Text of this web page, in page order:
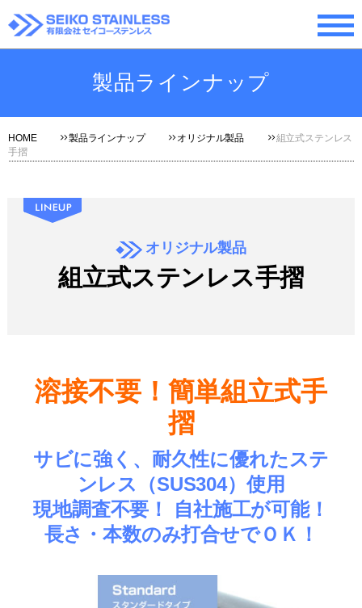
製品ラインナップ
HOME 製品ラインナップ オリジナル製品
組立式ステンレス
手摺
オリジナル製品
組立式ステンレス手摺
溶接不要！簡単組立式手
摺
サビに強く、耐久性に優れたステ
ンレス（SUS304）使用
現地調査不要！ 自社施工が可能！
長さ・本数のみ打合せでＯＫ！